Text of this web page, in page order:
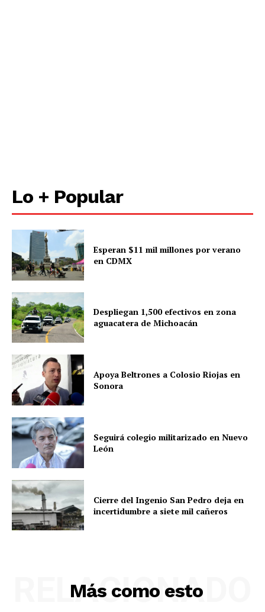
Lo + Popular
Esperan $11 mil millones por verano
en CDMX
Despliegan 1,500 efectivos en zona
aguacatera de Michoacán
Apoya Beltrones a Colosio Riojas en
Sonora
Seguirá colegio militarizado en Nuevo
León
Cierre del Ingenio San Pedro deja en
incertidumbre a siete mil cañeros
Más como esto
RELACIONADO